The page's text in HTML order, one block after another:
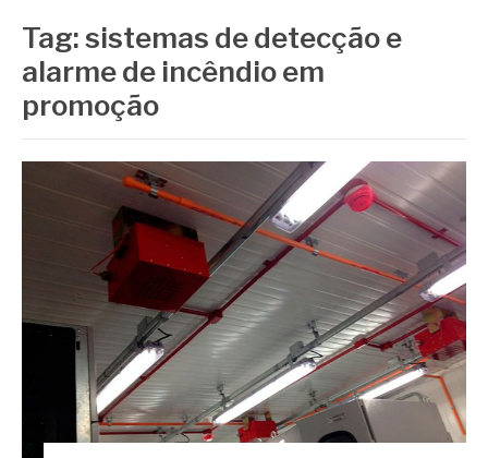
Tag:sistemas de detecção e
alarme de incêndio em
promoção